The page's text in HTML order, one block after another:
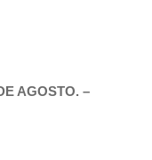
AGOSTO. –